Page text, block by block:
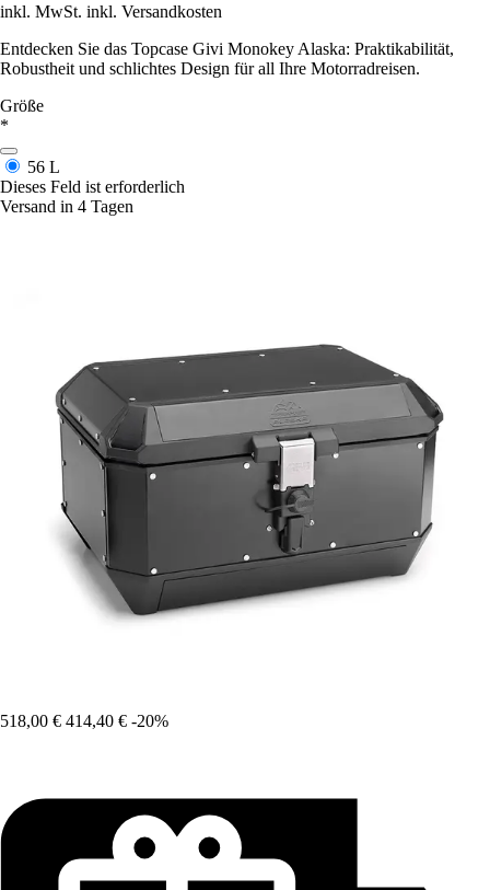
inkl. MwSt. inkl. Versandkosten
Entdecken Sie das Topcase Givi Monokey Alaska: Praktikabilität,
Robustheit und schlichtes Design für all Ihre Motorradreisen.
Größe
*
56 L
Dieses Feld ist erforderlich
Versand in 4 Tagen
518,00 € 414,40 € -20%